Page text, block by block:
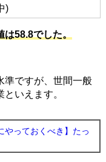
)
58.8でした。
準ですが、世間一般
いえます。
やっておくべき】たっ